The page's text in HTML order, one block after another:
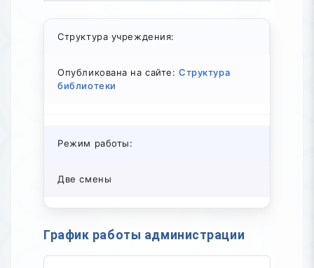
Структура учреждения:
Опубликована на сайте:Структура
библиотеки
Режим работы:
Две смены
График работы администрации